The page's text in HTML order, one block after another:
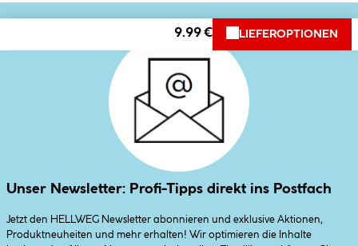
9.99 € LIEFEROPTIONEN
Unser Newsletter: Profi-Tipps direkt ins Postfach
Jetzt den HELLWEG Newsletter abonnieren und exklusive Aktionen,
Produktneuheiten und mehr erhalten! Wir optimieren die Inhalte